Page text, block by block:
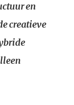
en
creatieve